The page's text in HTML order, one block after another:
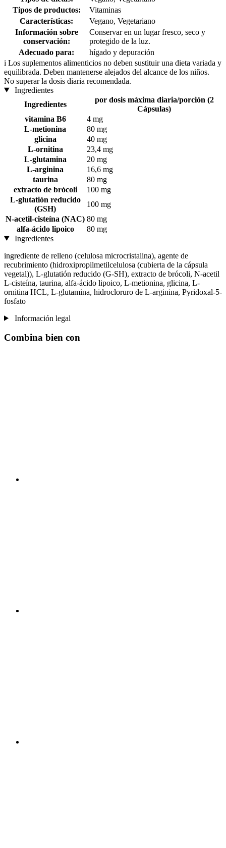
Tipos de productos:
Vitaminas
Características:
Vegano, Vegetariano
Información sobre
conservación:
Conservar en un lugar fresco, seco y
protegido de la luz.
Adecuado para:
hígado y depuración
i Los suplementos alimenticios no deben sustituir una dieta variada y
equilibrada. Deben mantenerse alejados del alcance de los niños.
No superar la dosis diaria recomendada.
Ingredientes
Ingredientes
por dosis máxima diaria/porción (2
Cápsulas)
vitamina B6
4 mg
L-metionina
80 mg
glicina
40 mg
L-ornitina
23,4 mg
L-glutamina
20 mg
L-arginina
16,6 mg
taurina
80 mg
extracto de brócoli
100 mg
L-glutatión reducido
(GSH)
100 mg
N-acetil-cisteína (NAC) 80 mg
alfa-ácido lipoico
80 mg
Ingredientes
ingrediente de relleno (celulosa microcristalina), agente de
recubrimiento (hidroxipropilmetilcelulosa (cubierta de la cápsula
vegetal)), L-glutatión reducido (G-SH), extracto de brócoli, N-acetil
L-cisteína, taurina, alfa-ácido lipoico, L-metionina, glicina, L-
ornitina HCL, L-glutamina, hidrocloruro de L-arginina, Pyridoxal-5-
fosfato
Información legal
Combina bien con